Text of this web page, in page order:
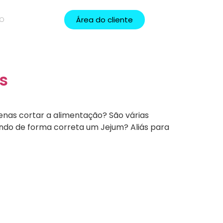
Área do cliente
cortar a alimentação? São várias
de forma correta um Jejum? Aliás para